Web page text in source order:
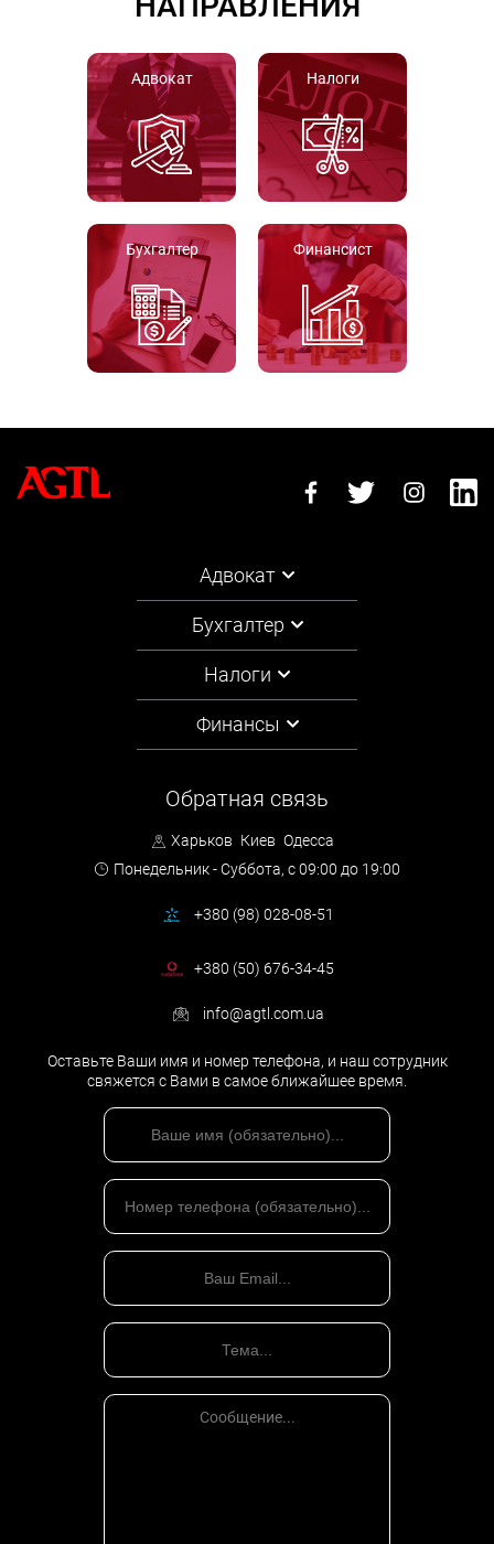
Адвокат Налоги
Бухгалтер Финансист
Адвокат
Бухгалтер
Налоги
Финансы
Обратная связь
Харьков Киев Одесса
Понедельник - Суббота, с 09:00 до 19:00
+380 (98) 028-08-51
+380 (50) 676-34-45
info@agtl.com.ua
Оставьте Ваши имя и номер телефона, и наш сотрудник
свяжется с Вами в самое ближайшее время.